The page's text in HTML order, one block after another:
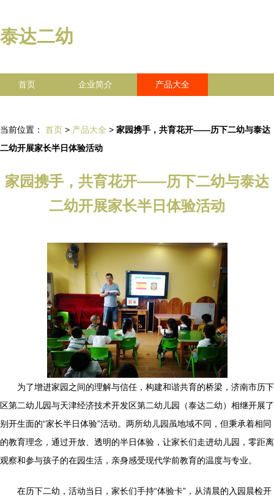
泰达二幼
首页 企业简介 产品大全
当前位置： 首页 > 产品大全 > 家园携手，共育花开——历下二幼与泰达
二幼开展家长半日体验活动
家园携手，共育花开——历下二幼与泰达
二幼开展家长半日体验活动
为了增进家园之间的理解与信任，构建和谐共育的桥梁，济南市历下
区第二幼儿园与天津经济技术开发区第二幼儿园（泰达二幼）相继开展了
别开生面的“家长半日体验”活动。两所幼儿园虽地域不同，但秉承着相同
的教育理念，通过开放、透明的半日体验，让家长们走进幼儿园，零距离
观察和参与孩子的在园生活，亲身感受现代学前教育的温度与专业。
在历下二幼，活动当日，家长们手持“体验卡”，从清晨的入园晨检开